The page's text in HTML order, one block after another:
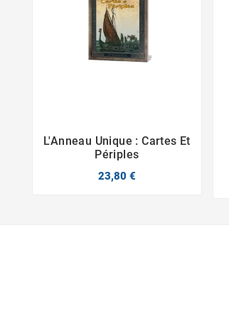
 
L'Anneau Unique : Cartes Et
Périples
23,80 €